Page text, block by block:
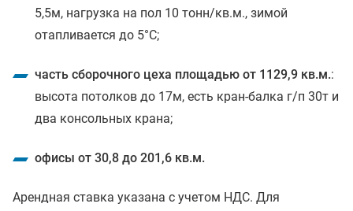
5,5м, нагрузка на пол 10 тонн/кв.м., зимой
отапливается до 5°C;
часть сборочного цеха площадью от 1129,9 кв.м.:
высота потолков до 17м, есть кран-балка г/п 30т и
два консольных крана;
офисы от 30,8 до 201,6 кв.м.
Арендная ставка указана с учетом НДС. Для